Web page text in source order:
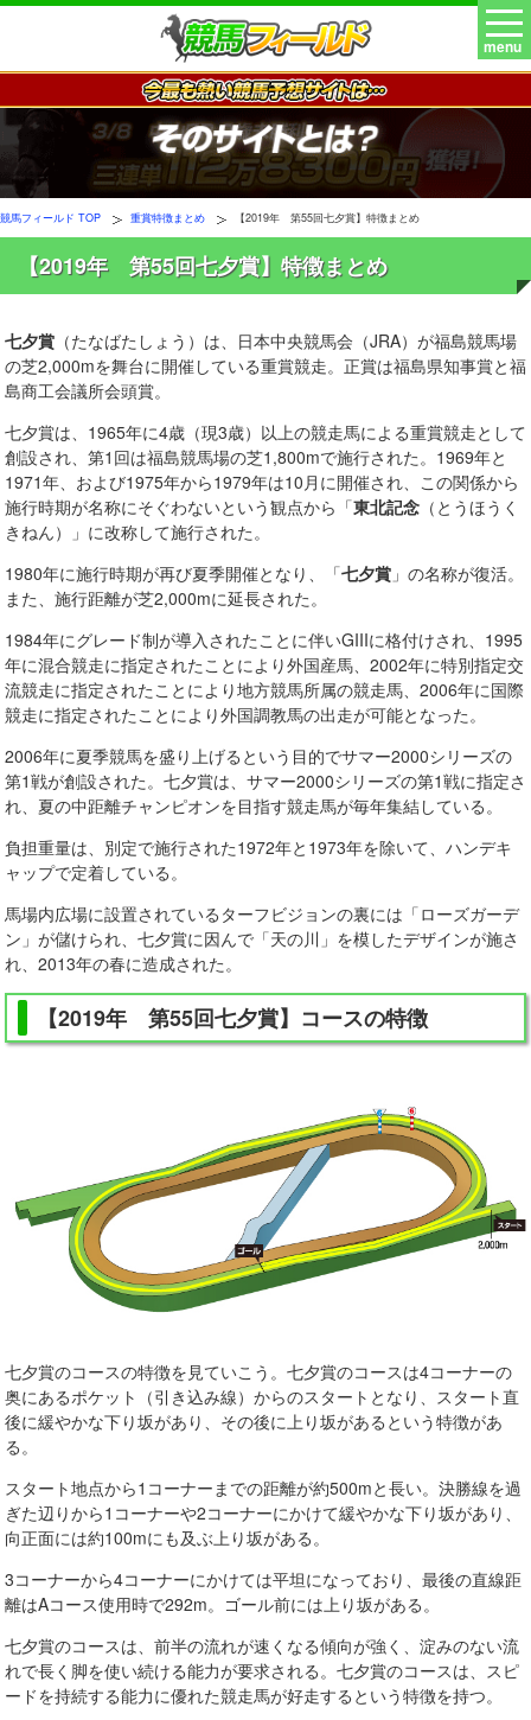
menu
競馬フィールド TOP 重賞特徴まとめ 【2019年 第55回七夕賞】特徴まとめ
【2019年 第55回七夕賞】特徴まとめ
七夕賞 （たなばたしょう）は、日本中央競馬会（JRA）が福島競馬場
の芝2,000mを舞台に開催している重賞競走。正賞は福島県知事賞と福
島商工会議所会頭賞。
七夕賞は、1965年に4歳（現3歳）以上の競走馬による重賞競走として
創設され、第1回は福島競馬場の芝1,800mで施行された。1969年と
1971年、および1975年から1979年は10月に開催され、この関係から
施行時期が名称にそぐわないという観点から「東北記念 （とうほうく
きねん）」に改称して施行された。
1980年に施行時期が再び夏季開催となり、「七夕賞 」の名称が復活。
また、施行距離が芝2,000mに延長された。
1984年にグレード制が導入されたことに伴いGIIIに格付けされ、1995
年に混合競走に指定されたことにより外国産馬、2002年に特別指定交
流競走に指定されたことにより地方競馬所属の競走馬、2006年に国際
競走に指定されたことにより外国調教馬の出走が可能となった。
2006年に夏季競馬を盛り上げるという目的でサマー2000シリーズの
第1戦が創設された。七夕賞は、サマー2000シリーズの第1戦に指定さ
れ、夏の中距離チャンピオンを目指す競走馬が毎年集結している。
負担重量は、別定で施行された1972年と1973年を除いて、ハンデキ
ャップで定着している。
馬場内広場に設置されているターフビジョンの裏には「ローズガーデ
ン」が儲けられ、七夕賞に因んで「天の川」を模したデザインが施さ
れ、2013年の春に造成された。
【2019年 第55回七夕賞】コースの特徴
七夕賞のコースの特徴を見ていこう。七夕賞のコースは4コーナーの
奥にあるポケット（引き込み線）からのスタートとなり、スタート直
後に緩やかな下り坂があり、その後に上り坂があるという特徴があ
る。
スタート地点から1コーナーまでの距離が約500mと長い。決勝線を過
ぎた辺りから1コーナーや2コーナーにかけて緩やかな下り坂があり、
向正面には約100mにも及ぶ上り坂がある。
3コーナーから4コーナーにかけては平坦になっており、最後の直線距
離はAコース使用時で292m。ゴール前には上り坂がある。
七夕賞のコースは、前半の流れが速くなる傾向が強く、淀みのない流
れで長く脚を使い続ける能力が要求される。七夕賞のコースは、スピ
ードを持続する能力に優れた競走馬が好走するという特徴を持つ。